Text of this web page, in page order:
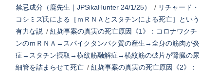
禁忌成分（鹿先生｜JPSikaHunter 24/1/25）
/ リチャード・
コシミズ氏による［ｍＲＮＡとスタチンによる死亡］という
有力な説 / 紅麹事案の真実の死亡原因《1》：コロナワクチ
ンのｍＲＮＡ→スパイクタンパク質の産生→全身の筋肉が炎
症→スタチン摂取→横紋筋融解症→横紋筋の破片が腎臓の尿
細管を詰まらせて死亡 / 紅麹事案の真実の死亡原因《2》：